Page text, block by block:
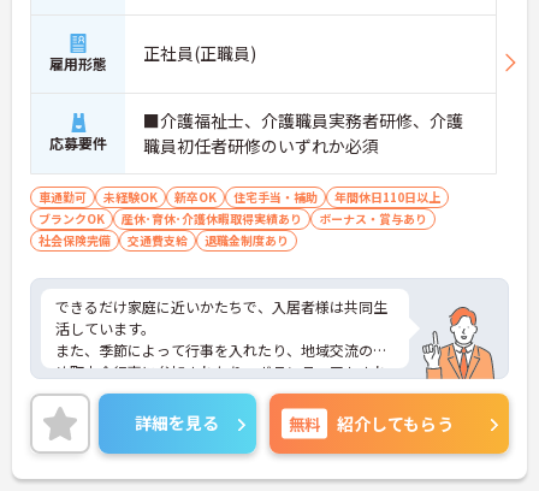
雇用形態 正社員(正職員)
応募要件
■介護福祉士、介護職員実務者研修、介護
職員初任者研修のいずれか必須
車通勤可 未経験OK 新卒OK 住宅手当・補助
年間休日110日以上
ブランクOK
産休･育休･介護休暇取得実績あり
ボーナス・賞与あり
社会保険完備
交通費支給 退職金制度あり
できるだけ家庭に近いかたちで、入居者様は共同生
活しています。
また、季節によって行事を入れたり、地域交流のた
め町内会行事に参加されたり、ボランティアもされ
ています。
グループホームだけでなく、デイサービス、居宅介
護支援などもされています。
寄り添った介護に携わりたい方にオススメの求人で
す。気になる方はお気軽にお問い合わせ下さい。
詳細を見る 無料 紹介してもらう